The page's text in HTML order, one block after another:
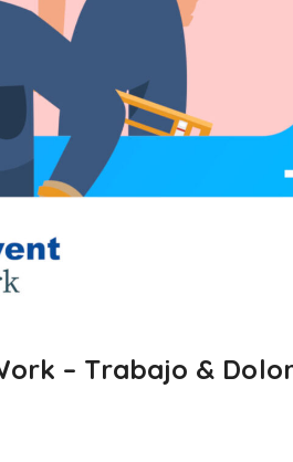
– Trabajo &